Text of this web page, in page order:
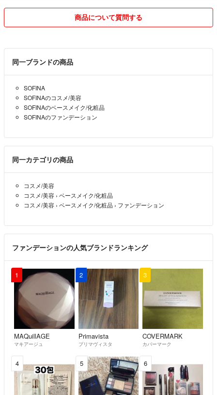
商品について質問する
同一ブランドの商品
SOFINA
SOFINAのコスメ/美容
SOFINAのベースメイク/化粧品
SOFINAのファンデーション
同一カテゴリの商品
コスメ/美容
コスメ/美容 › ベースメイク/化粧品
コスメ/美容 › ベースメイク/化粧品 › ファンデーション
ファンデーションの人気ブランドランキング
1
MAQuillAGE
マキアージュ
2
Primavista
プリマヴィスタ
3
COVERMARK
カバーマーク
4 5 6